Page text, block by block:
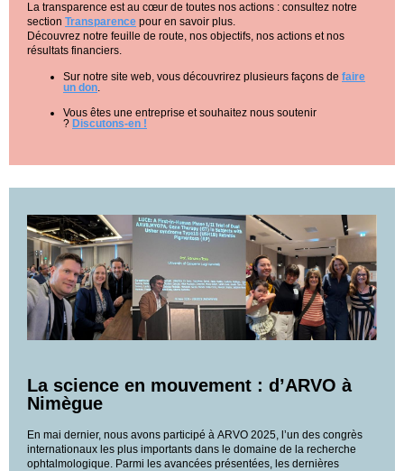
La transparence est au cœur de toutes nos actions : consultez notre
section Transparence pour en savoir plus.
Découvrez notre feuille de route, nos objectifs, nos actions et nos
résultats financiers.
Sur notre site web, vous découvrirez plusieurs façons de faire
un don.
Vous êtes une entreprise et souhaitez nous soutenir
? Discutons-en !
La science en mouvement : d’ARVO à
Nimègue
En mai dernier, nous avons participé à ARVO 2025, l’un des congrès
internationaux les plus importants dans le domaine de la recherche
ophtalmologique. Parmi les avancées présentées, les dernières